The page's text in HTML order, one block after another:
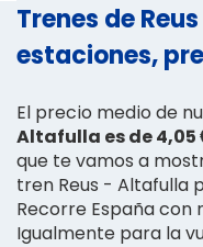
Trenes de
estaciones,
El precio medio de
Altafulla es de 4,05
que te vamos a
tren Reus - Altafulla
Recorre España con
Igualmente para la